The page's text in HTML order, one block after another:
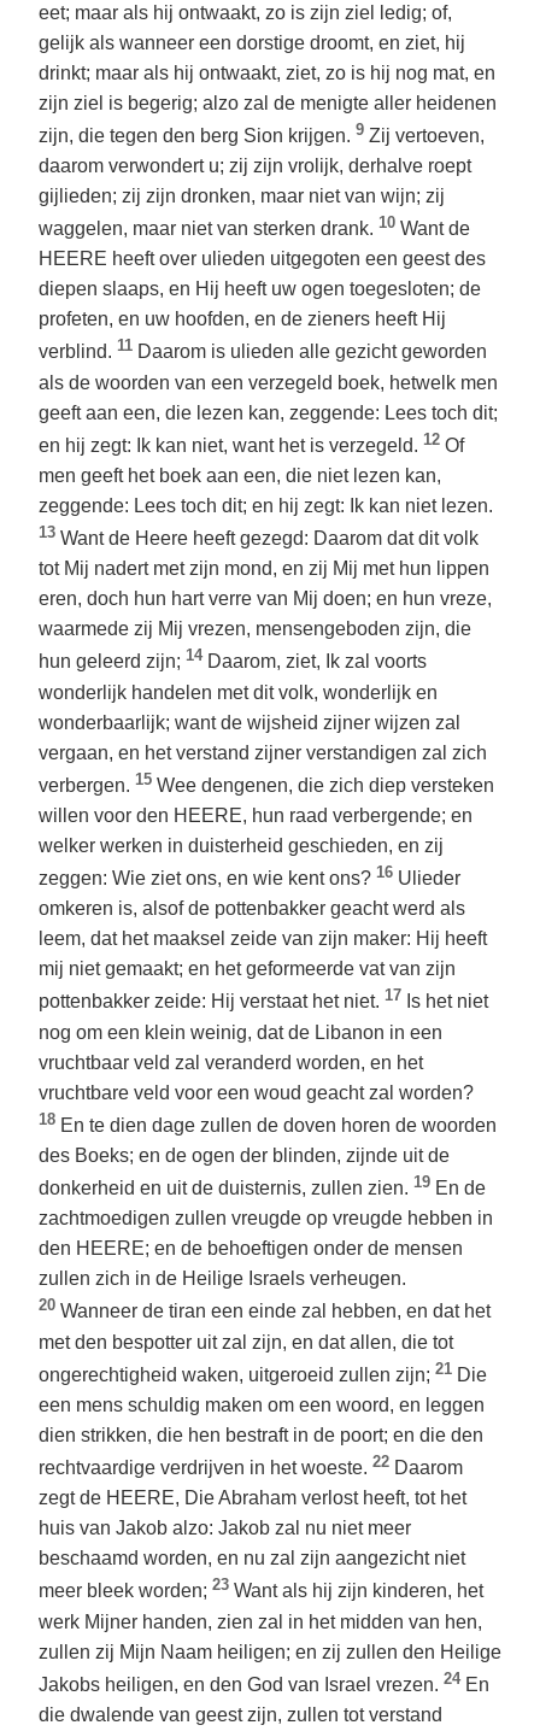
eet; maar als hij ontwaakt, zo is zijn ziel ledig; of,
gelijk als wanneer een dorstige droomt, en ziet, hij
drinkt; maar als hij ontwaakt, ziet, zo is hij nog mat, en
zijn ziel is begerig; alzo zal de menigte aller heidenen
zijn, die tegen den berg Sion krijgen. 9 Zij vertoeven,
daarom verwondert u; zij zijn vrolijk, derhalve roept
gijlieden; zij zijn dronken, maar niet van wijn; zij
waggelen, maar niet van sterken drank. 10 Want de
HEERE heeft over ulieden uitgegoten een geest des
diepen slaaps, en Hij heeft uw ogen toegesloten; de
profeten, en uw hoofden, en de zieners heeft Hij
verblind. 11 Daarom is ulieden alle gezicht geworden
als de woorden van een verzegeld boek, hetwelk men
geeft aan een, die lezen kan, zeggende: Lees toch dit;
en hij zegt: Ik kan niet, want het is verzegeld. 12 Of
men geeft het boek aan een, die niet lezen kan,
zeggende: Lees toch dit; en hij zegt: Ik kan niet lezen.
13 Want de Heere heeft gezegd: Daarom dat dit volk
tot Mij nadert met zijn mond, en zij Mij met hun lippen
eren, doch hun hart verre van Mij doen; en hun vreze,
waarmede zij Mij vrezen, mensengeboden zijn, die
hun geleerd zijn; 14 Daarom, ziet, Ik zal voorts
wonderlijk handelen met dit volk, wonderlijk en
wonderbaarlijk; want de wijsheid zijner wijzen zal
vergaan, en het verstand zijner verstandigen zal zich
verbergen. 15 Wee dengenen, die zich diep versteken
willen voor den HEERE, hun raad verbergende; en
welker werken in duisterheid geschieden, en zij
zeggen: Wie ziet ons, en wie kent ons? 16 Ulieder
omkeren is, alsof de pottenbakker geacht werd als
leem, dat het maaksel zeide van zijn maker: Hij heeft
mij niet gemaakt; en het geformeerde vat van zijn
pottenbakker zeide: Hij verstaat het niet. 17 Is het niet
nog om een klein weinig, dat de Libanon in een
vruchtbaar veld zal veranderd worden, en het
vruchtbare veld voor een woud geacht zal worden?
18 En te dien dage zullen de doven horen de woorden
des Boeks; en de ogen der blinden, zijnde uit de
donkerheid en uit de duisternis, zullen zien. 19 En de
zachtmoedigen zullen vreugde op vreugde hebben in
den HEERE; en de behoeftigen onder de mensen
zullen zich in de Heilige Israels verheugen.
20 Wanneer de tiran een einde zal hebben, en dat het
met den bespotter uit zal zijn, en dat allen, die tot
ongerechtigheid waken, uitgeroeid zullen zijn; 21 Die
een mens schuldig maken om een woord, en leggen
dien strikken, die hen bestraft in de poort; en die den
rechtvaardige verdrijven in het woeste. 22 Daarom
zegt de HEERE, Die Abraham verlost heeft, tot het
huis van Jakob alzo: Jakob zal nu niet meer
beschaamd worden, en nu zal zijn aangezicht niet
meer bleek worden; 23 Want als hij zijn kinderen, het
werk Mijner handen, zien zal in het midden van hen,
zullen zij Mijn Naam heiligen; en zij zullen den Heilige
Jakobs heiligen, en den God van Israel vrezen. 24 En
die dwalende van geest zijn, zullen tot verstand